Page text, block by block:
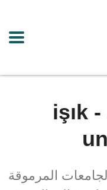
جامعة إشيك - işık
المرموقة